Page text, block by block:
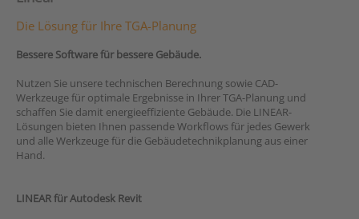
Die Lösung für Ihre TGA-Planung
Bessere Software für bessere Gebäude.
Nutzen Sie unsere technischen Berechnung sowie CAD-
Werkzeuge für optimale Ergebnisse in Ihrer TGA-Planung und
schaffen Sie damit energieeffiziente Gebäude. Die LINEAR-
Lösungen bieten Ihnen passende Workflows für jedes Gewerk
und alle Werkzeuge für die Gebäudetechnikplanung aus einer
Hand.
LINEAR für Autodesk Revit